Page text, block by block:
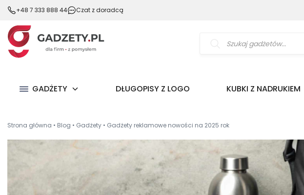
+48 7 333 888 44 Czat z doradcą
produktów
GADŻETY DŁUGOPISY Z LOGO KUBKI Z NADRUKIEM
Strona główna • Blog • Gadżety • Gadżety reklamowe nowości na 2025 rok